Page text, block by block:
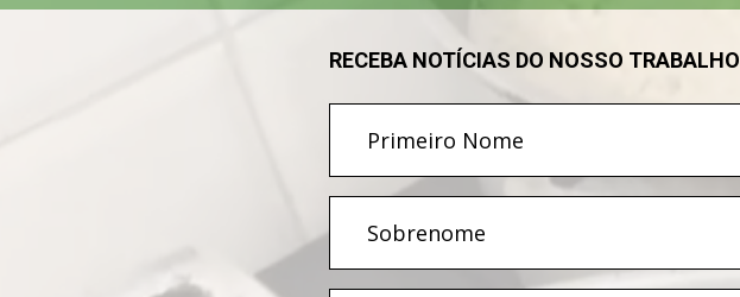
RECEBA NOTÍCIAS DO NOSSO TRABALHO